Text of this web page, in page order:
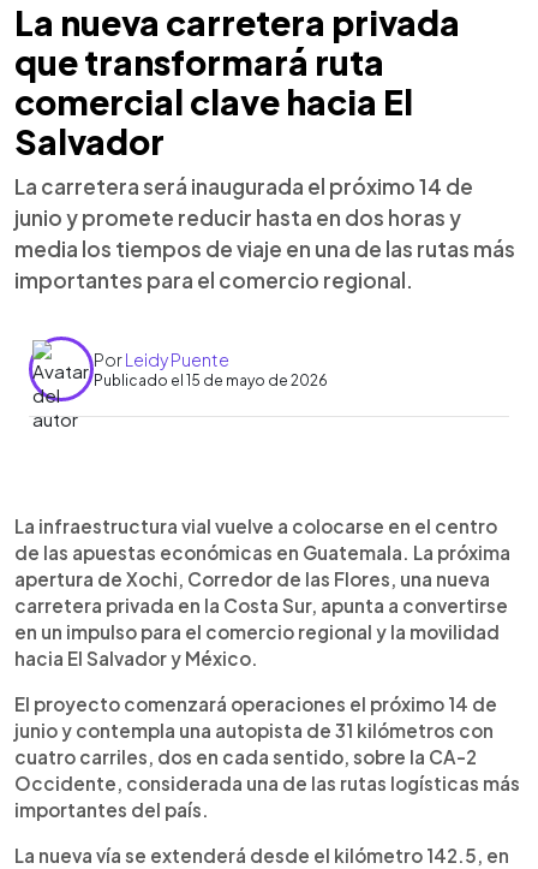
La nueva carretera privada
que transformará ruta
comercial clave hacia El
Salvador
La carretera será inaugurada el próximo 14 de
junio y promete reducir hasta en dos horas y
media los tiempos de viaje en una de las rutas más
importantes para el comercio regional.
PorLeidy Puente
Publicado el 15 de mayo de 2026
Escuchar artículo
La autopista privada Xochi, Corredor de las
Flores, abrirá el próximo 14 de junio en Guatemala y
promete transformar la movilidad en la Costa Sur.
El proyecto comprende 31 kilómetros de
carretera de cuatro carriles sobre la CA-2
Occidente, una ruta clave para el comercio con El
Salvador y México. Según datos citados por la
revista DataExport, más de 22 mil personas
utilizarán diariamente esta vía, que reduciría los
tiempos de traslado de más de tres horas a unos
25 minutos. La obra también busca fortalecer la
logística, atraer inversión y dinamizar sectores
como turismo y comercio regional.
La infraestructura vial vuelve a colocarse en el centro
de las apuestas económicas en Guatemala. La próxima
apertura de Xochi, Corredor de las Flores, una nueva
carretera privada en la Costa Sur, apunta a convertirse
en un impulso para el comercio regional y la movilidad
hacia El Salvador y México.
El proyecto comenzará operaciones el próximo 14 de
junio y contempla una autopista de 31 kilómetros con
cuatro carriles, dos en cada sentido, sobre la CA-2
Occidente, considerada una de las rutas logísticas más
importantes del país.
La nueva vía se extenderá desde el kilómetro 142.5, en